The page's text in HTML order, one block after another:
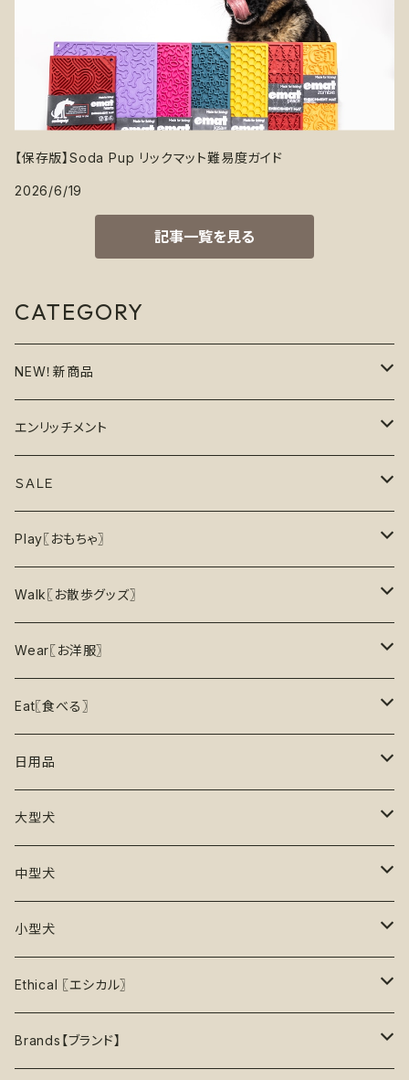
【保存版】Soda Pup リックマット難易度ガイド
2026/6/19
記事一覧を見る
CATEGORY
NEW！新商品
6月の新商品
7月の新商品
8月の新商品
エンリッチメント
フードボウル
おもちゃ
パズル
トレーニング
リックマット
初級【★☆☆☆☆】やさしい
初級＋【★★☆☆☆】ふつう
香り付き
ＳＡＬＥ
割引で探す
5%OFF
10％OFF
30%OFF
35%OFF
40%OFF
おもちゃ
お洋服
リード・ハーネス・首輪
フードボウル
再入荷なし！
Play〖おもちゃ〗
二度楽しめる！壊すと新しいおもちゃが出てくる！
ノーズワーク【Nosework】
知育玩具【Enrichment】
丈夫なおもちゃ
ぬいぐるみ
ボール
噛むおもちゃ
ロープトイ【紐】
フリスビー
Walk〖お散歩グッズ〗
首輪
ハーネス
リード
エチケット
Wear〖お洋服〗
レインコート
ロンパース
T -シャツ
パーカー
タンクトップ
セーター
アクセサリー
Eat〖食べる〗
フードボウル
早食い防止
おやつ入れ可能
知育【エンリッチメント】
リックマット
おやつ型
日用品
Toothbrushes【歯ブラシ】
Poop Pickup【うんち処理】
Brushes【ブラシ】
大型犬
おもちゃ
お洋服
首輪
ハーネス
中型犬
おもちゃ
お洋服
首輪
小型犬
おもちゃ
お洋服
Ethical 〖エシカル〗
Sustainable〖サスティナブル〗
Brands【ブランド】